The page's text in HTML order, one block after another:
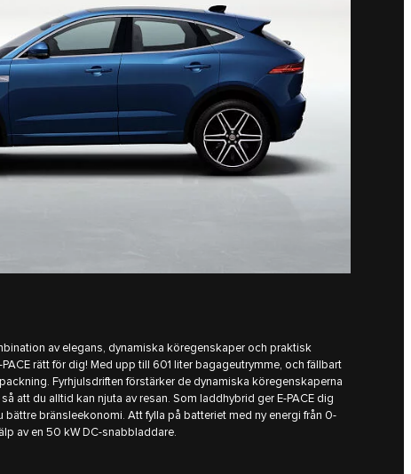
av elegans, dynamiska köregenskaper och praktisk
rätt för dig! Med upp till 601 liter bagageutrymme, och fällbart
Fyrhjulsdriften förstärker de dynamiska köregenskaperna
att du alltid kan njuta av resan. Som laddhybrid ger E-PACE dig
bränsleekonomi. Att fylla på batteriet med ny energi från 0-
av en 50 kW DC-snabbladdare.